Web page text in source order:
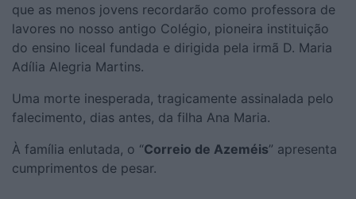
que as menos jovens recordarão como professora de
lavores no nosso antigo Colégio, pioneira instituição
do ensino liceal fundada e dirigida pela irmã D. Maria
Adília Alegria Martins.
Uma morte inesperada, tragicamente assinalada pelo
falecimento, dias antes, da filha Ana Maria.
À família enlutada, o “Correio de Azeméis” apresenta
cumprimentos de pesar.